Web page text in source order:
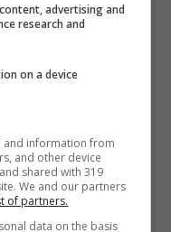
Nuova Moda
Tabacco
advertising and
research and
on a device
and information from
and other device
shared with 319
We and our partners
of partners.
data on the basis